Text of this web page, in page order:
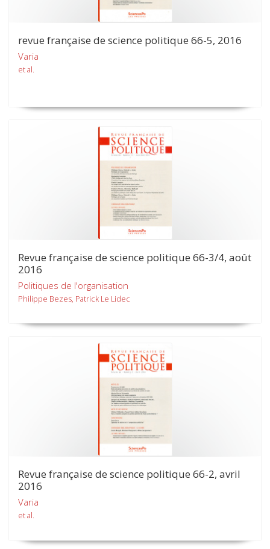
revue française de science politique 66-5, 2016
Varia
et al.
Revue française de science politique 66-3/4, août
2016
Politiques de l'organisation
Philippe Bezes, Patrick Le Lidec
Revue française de science politique 66-2, avril
2016
Varia
et al.